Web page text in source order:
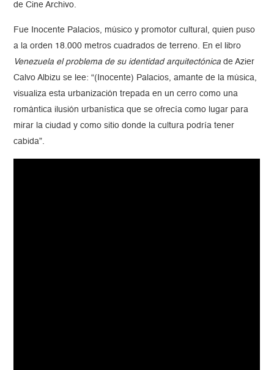
de Cine Archivo.
Fue Inocente Palacios, músico y promotor cultural, quien puso
a la orden 18.000 metros cuadrados de terreno. En el libro
Venezuela el problema de su identidad arquitectónica de Azier
Calvo Albizu se lee: “(Inocente) Palacios, amante de la música,
visualiza esta urbanización trepada en un cerro como una
romántica ilusión urbanística que se ofrecía como lugar para
mirar la ciudad y como sitio donde la cultura podría tener
cabida”.